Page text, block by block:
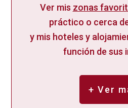
Ver mis zonas
práctico o cerca
y mis hoteles y
función de sus
+ Ver